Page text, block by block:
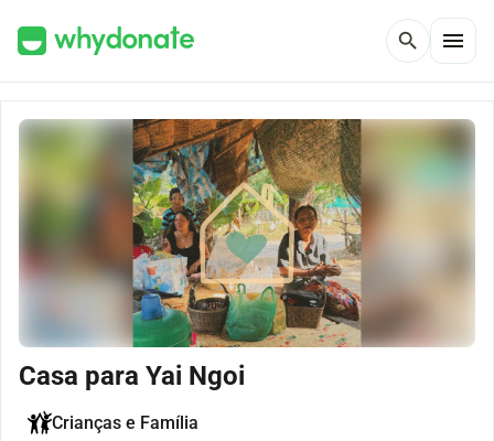
search menu
Casa para Yai Ngoi
Crianças e Família